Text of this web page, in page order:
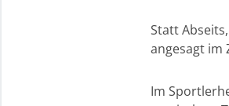
Statt
angesagt im
Im